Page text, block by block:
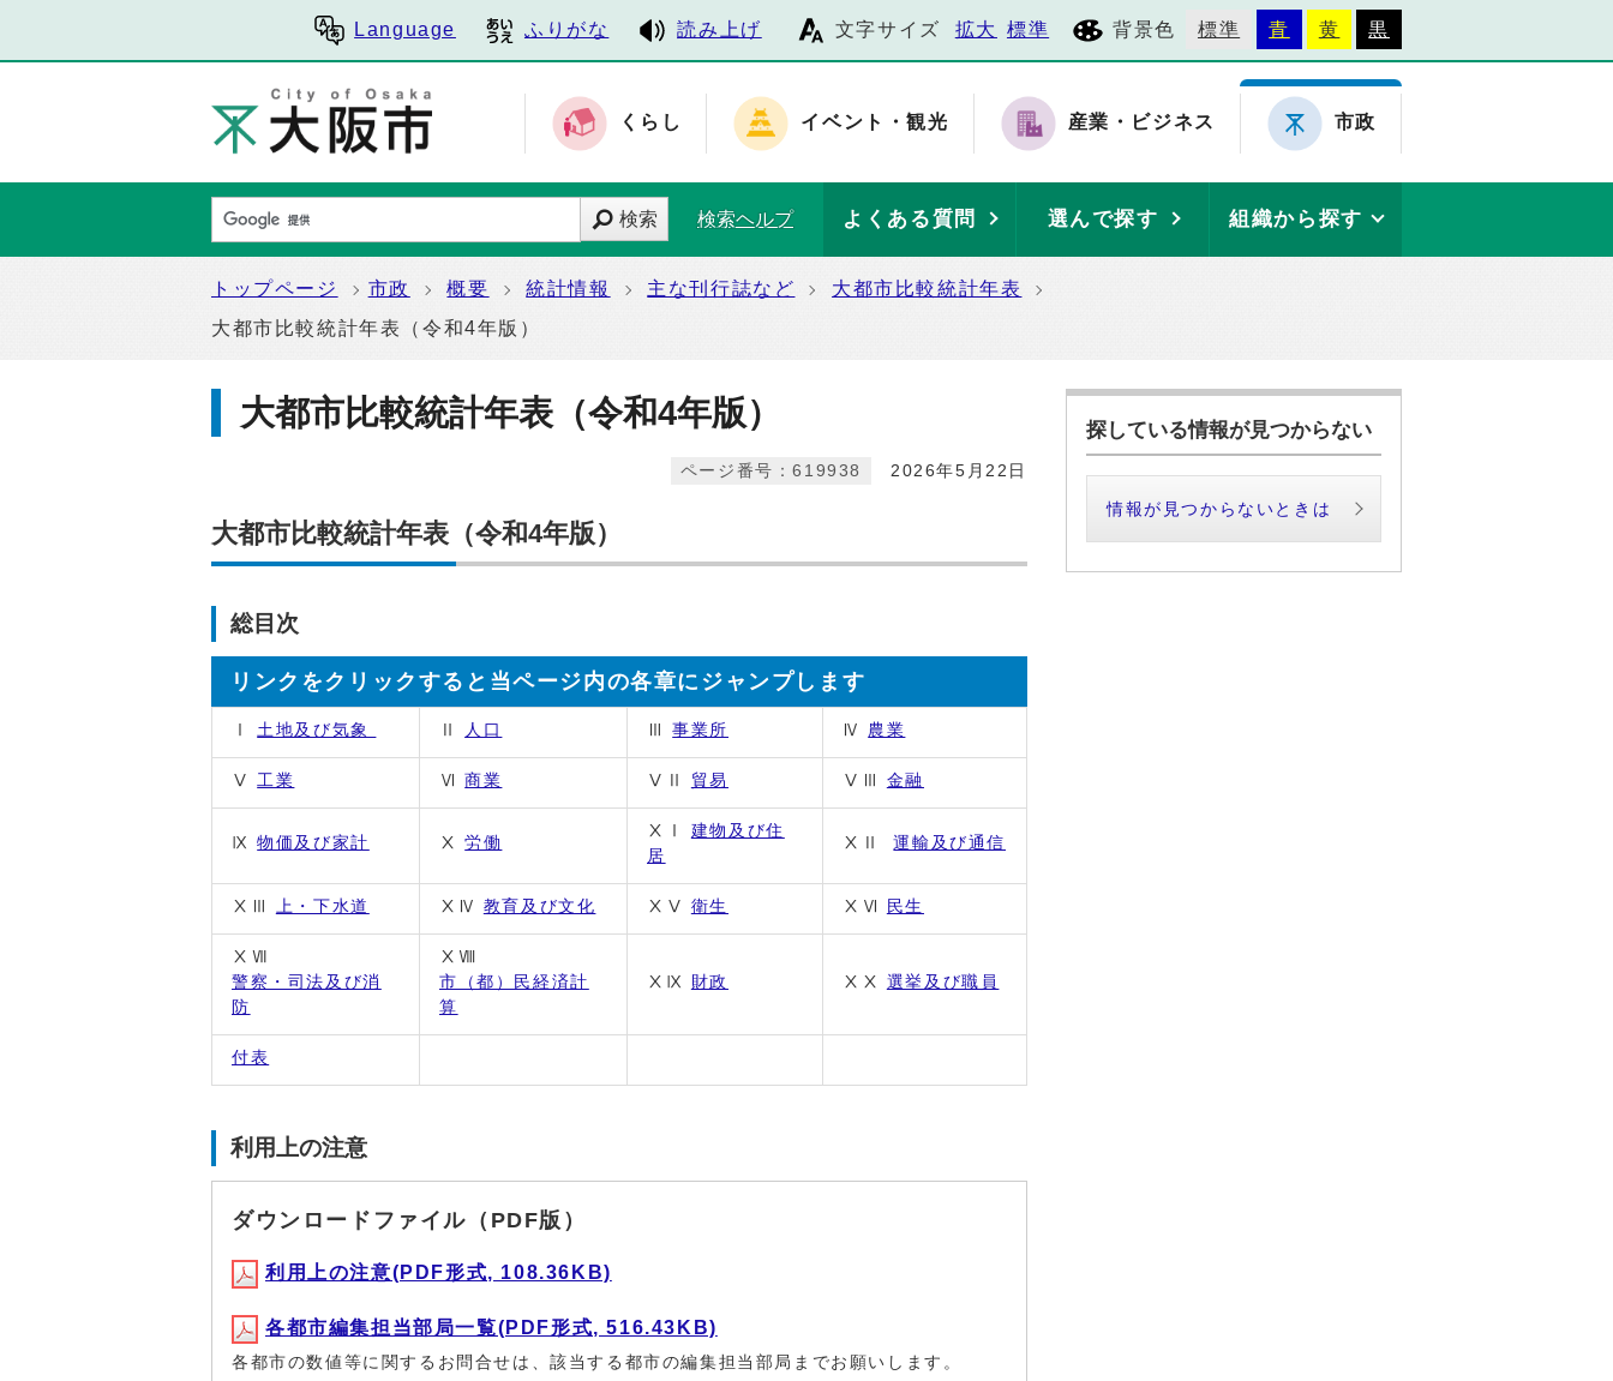
Language ふりがな 読み上げ 文字サイズ 拡大 標準 背景色 標準 青 黄 黒
くらし イベント・観光 産業・ビジネス 市政
検索 検索ヘルプ よくある質問 選んで探す 組織から探す
トップページ 市政 概要 統計情報 主な刊行誌など
大都市比較統計年表
大都市比較統計年表（令和4年版）
大都市比較統計年表（令和4年版）
2026年5月22日
ページ番号：619938
大都市比較統計年表（令和4年版）
総目次
リンクをクリックすると当ページ内の各章にジャンプします
Ⅰ 土地及び気象 Ⅱ 人口 Ⅲ事業所 Ⅳ 農業
Ⅴ 工業 Ⅵ商業 ⅤⅡ 貿易 ⅤⅢ 金融
Ⅸ物価及び家計 Ⅹ労働
ⅩⅠ 建物及び住
居
ⅩⅡ運輸及び通信
ⅩⅢ 上・下水道 ⅩⅣ 教育及び文化 ⅩⅤ 衛生 ⅩⅥ 民生
ⅩⅦ
警察・司法及び消
防
ⅩⅧ
市（都）民経済計
算
ⅩⅨ 財政 ⅩⅩ 選挙及び職員
付表
利用上の注意
ダウンロードファイル（PDF版）
利用上の注意(PDF形式, 108.36KB)
各都市編集担当部局一覧(PDF形式, 516.43KB)
各都市の数値等に関するお問合せは、該当する都市の編集担当部局までお願いします。
探している情報が見つからない
情報が見つからないときは